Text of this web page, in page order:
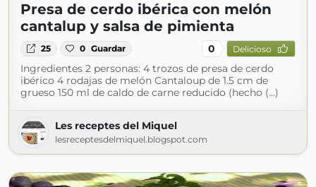
Presa de cerdo ibérica con melón
cantalup y salsa de pimienta
25 0 Guardar 0 Delicioso
Ingredientes 2 personas: 4 trozos de presa de cerdo
ibérico 4 rodajas de melón Cantaloup de 1.5 cm de
grueso 150 ml de caldo de carne reducido (hecho (...)
Les receptes del Miquel
lesreceptesdelmiquel.blogspot.com